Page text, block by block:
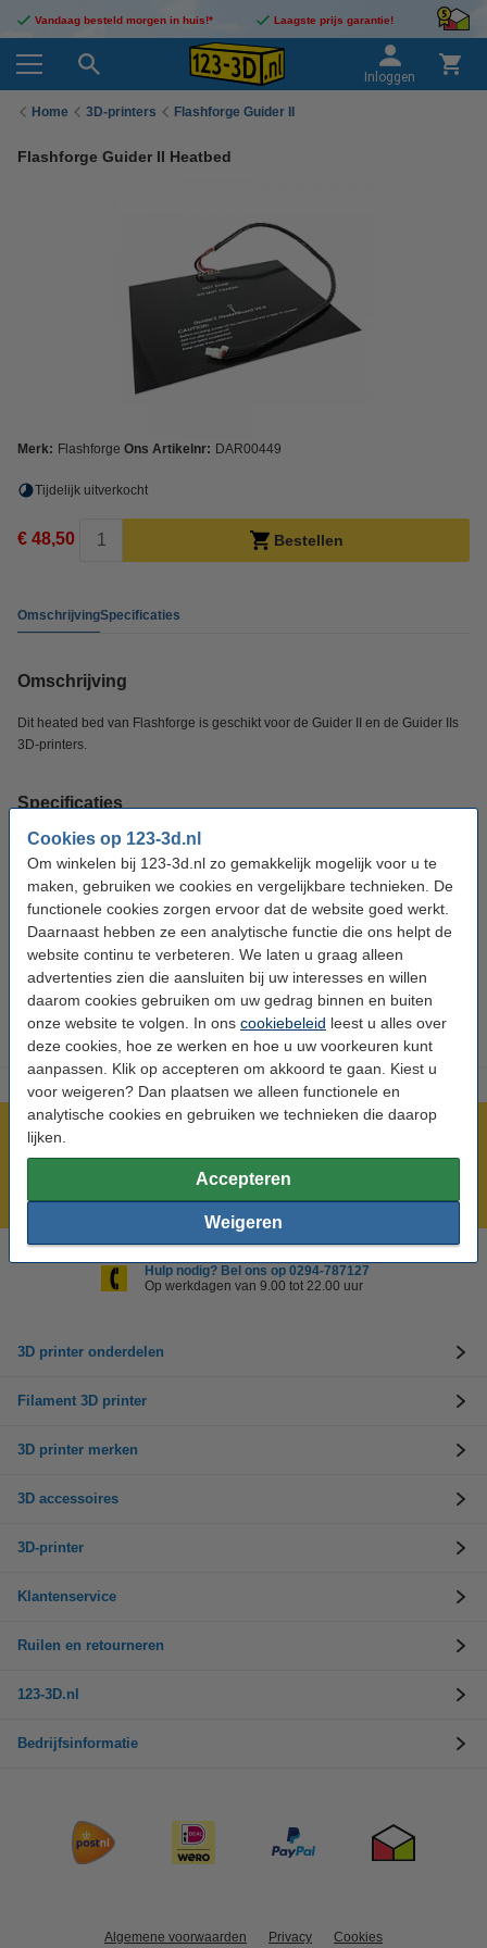
Cookies op 123-3d.nl
Om winkelen bij 123-3d.nl zo gemakkelijk mogelijk voor u te
maken, gebruiken we cookies en vergelijkbare technieken. De
functionele cookies zorgen ervoor dat de website goed werkt.
Daarnaast hebben ze een analytische functie die ons helpt de
website continu te verbeteren. We laten u graag alleen
advertenties zien die aansluiten bij uw interesses en willen
daarom cookies gebruiken om uw gedrag binnen en buiten
onze website te volgen. In ons cookiebeleid leest u alles over
deze cookies, hoe ze werken en hoe u uw voorkeuren kunt
aanpassen. Klik op accepteren om akkoord te gaan. Kiest u
voor weigeren? Dan plaatsen we alleen functionele en
analytische cookies en gebruiken we technieken die daarop
lijken.
Accepteren
Weigeren
Vandaag besteld morgen in huis!* Laagste prijs garantie!
Inloggen
Home 3D-printers Flashforge Guider II
Flashforge Guider II Heatbed
Merk: Flashforge Ons Artikelnr: DAR00449
Tijdelijk uitverkocht
€ 48,50 Bestellen
OmschrijvingSpecificaties
Omschrijving
Dit heated bed van Flashforge is geschikt voor de Guider II en de Guider IIs
3D-printers.
Specificaties
Merk: Flashforge
Ons Artikelnr: DAR00449
LET OP:
Van dit artikel is de levertijd momenteel onbekend.
Meer dan 5 miljoen klanten!
Hulp nodig? Bel ons op 0294-787127
Op werkdagen van 9.00 tot 22.00 uur
3D printer onderdelen
Filament 3D printer
3D printer merken
3D accessoires
3D-printer
Klantenservice
Ruilen en retourneren
123-3D.nl
Bedrijfsinformatie
Algemene voorwaarden Privacy Cookies